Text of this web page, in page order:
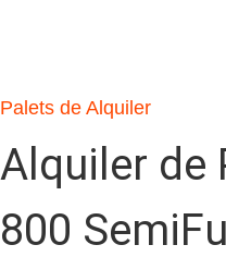
Palets de Alquiler
Alquiler de
800